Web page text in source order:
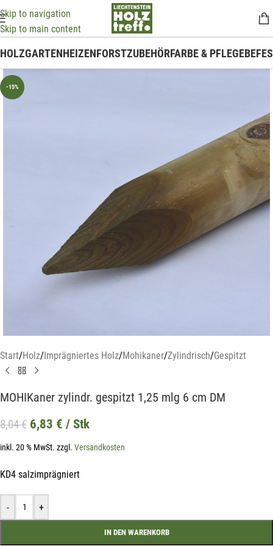
Skip to navigation
Skip to main content
HOLZGARTENHEIZENFORSTZUBEHÖRFARBE & PFLEGE
-15%
Start/Holz/Imprägniertes Holz/Mohikaner/Zylindrisch/Gespitzt
MOHIKaner zylindr. gespitzt 1,25 mlg 6 cm DM
8,04€ 6,83 € / Stk
inkl. 20 % MwSt. zzgl. Versandkosten
KD4 salzimprägniert
- +
IN DEN WARENKORB
Mit unserem Newsletter sind Sie